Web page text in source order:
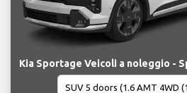
Kia Sportage Veicoli a noleggio -